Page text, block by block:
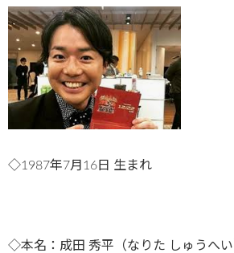
◇1987年7月16日 生まれ
◇本名：成田 秀平（なりた しゅうへい